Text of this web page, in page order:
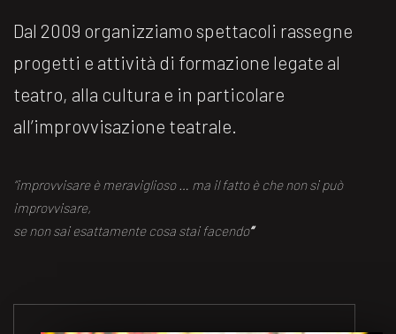
Dal 2009 organizziamo spettacoli rassegne
progetti e attività di formazione legate al
teatro, alla cultura e in particolare
all’improvvisazione teatrale.
“improvvisare è meraviglioso … ma il fatto è che non si può
improvvisare,
se non sai esattamente cosa stai facendo“